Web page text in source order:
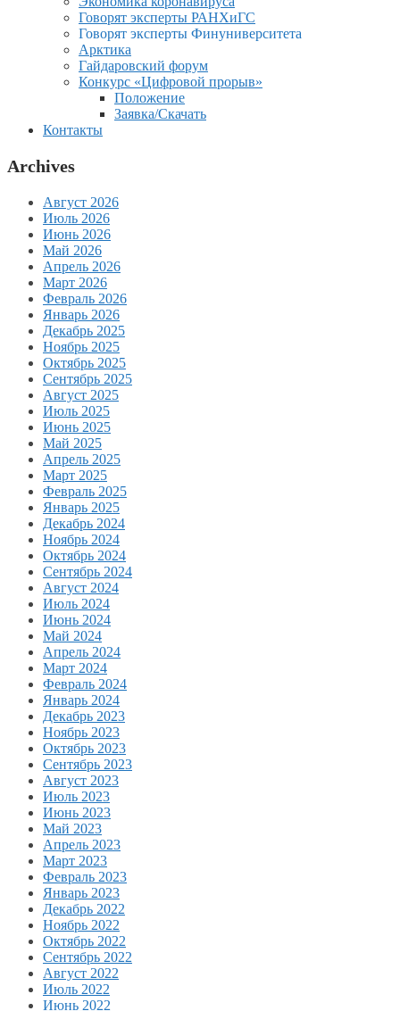
Говорят эксперты РАНХиГС
Говорят эксперты Финуниверситета
Арктика
Гайдаровский форум
Конкурс «Цифровой прорыв»
Положение
Заявка/Скачать
Контакты
Archives
Август 2026
Июль 2026
Июнь 2026
Май 2026
Апрель 2026
Март 2026
Февраль 2026
Январь 2026
Декабрь 2025
Ноябрь 2025
Октябрь 2025
Сентябрь 2025
Август 2025
Июль 2025
Июнь 2025
Май 2025
Апрель 2025
Март 2025
Февраль 2025
Январь 2025
Декабрь 2024
Ноябрь 2024
Октябрь 2024
Сентябрь 2024
Август 2024
Июль 2024
Июнь 2024
Май 2024
Апрель 2024
Март 2024
Февраль 2024
Январь 2024
Декабрь 2023
Ноябрь 2023
Октябрь 2023
Сентябрь 2023
Август 2023
Июль 2023
Июнь 2023
Май 2023
Апрель 2023
Март 2023
Февраль 2023
Январь 2023
Декабрь 2022
Ноябрь 2022
Октябрь 2022
Сентябрь 2022
Август 2022
Июль 2022
Июнь 2022